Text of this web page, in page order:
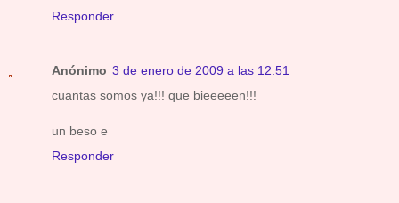
Responder
Anónimo 3 de enero de 2009 a las 12:51
cuantas somos ya!!! que bieeeeen!!!
un beso e
Responder